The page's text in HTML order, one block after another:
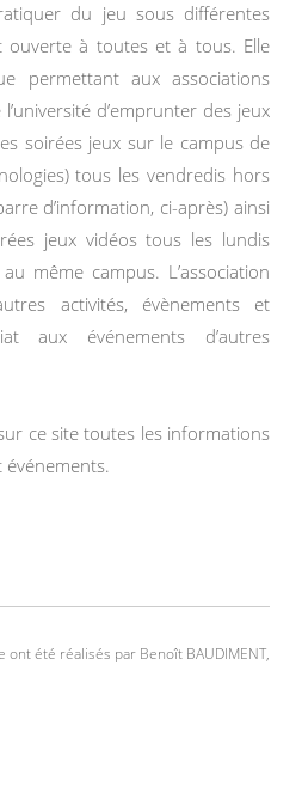
du jeu sous différentes
ouverte à toutes et à tous. Elle
permettant aux associations
d’emprunter des jeux
soirées jeux sur le campus de
tous les vendredis hors
d’information, ci-après) ainsi
jeux vidéos tous les lundis
même campus. L’association
activités, évènements et
aux événements d’autres
ce site toutes les informations
événements.
ont été réalisés par Benoît BAUDIMENT,